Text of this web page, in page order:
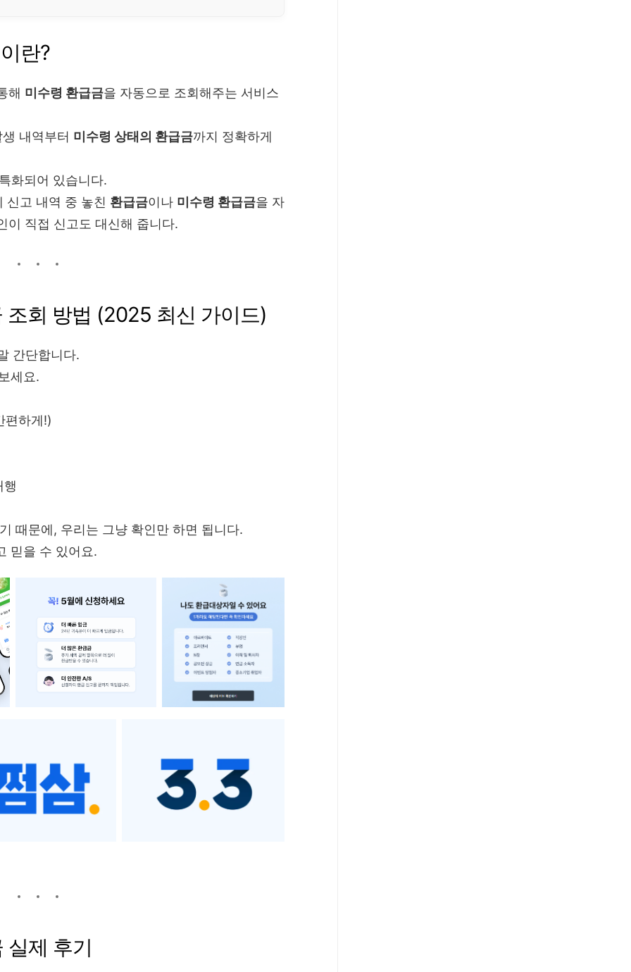
란?
해 미수령 환급금을 자동으로 조회해주는 서비스
내역부터 미수령 상태의 환급금까지 정확하게
화되어 있습니다.
신고 내역 중 놓친 환급금이나 미수령 환급금을 자
이 직접 신고도 대신해 줍니다.
조회 방법 (2025 최신 가이드)
간단합니다.
세요.
편하게!)
행
때문에, 우리는 그냥 확인만 하면 됩니다.
믿을 수 있어요.
실제 후기